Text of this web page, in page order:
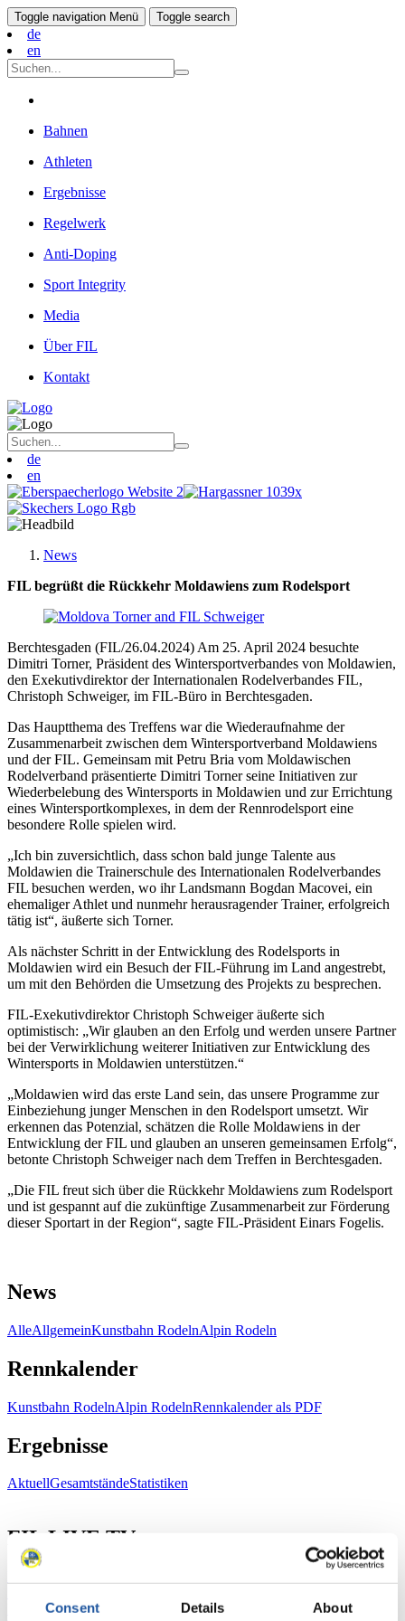
Consent Details About
Toggle navigation Menü Toggle search
de
en
Bahnen
Athleten
Ergebnisse
Regelwerk
Anti-Doping
Sport Integrity
Media
Über FIL
Kontakt
de
en
News
FIL begrüßt die Rückkehr Moldawiens zum Rodelsport
Berchtesgaden (FIL/26.04.2024) Am 25. April 2024 besuchte
Dimitri Torner, Präsident des Wintersportverbandes von Moldawien,
den Exekutivdirektor der Internationalen Rodelverbandes FIL,
Christoph Schweiger, im FIL-Büro in Berchtesgaden.
Das Hauptthema des Treffens war die Wiederaufnahme der
Zusammenarbeit zwischen dem Wintersportverband Moldawiens
und der FIL. Gemeinsam mit Petru Bria vom Moldawischen
Rodelverband präsentierte Dimitri Torner seine Initiativen zur
Wiederbelebung des Wintersports in Moldawien und zur Errichtung
eines Wintersportkomplexes, in dem der Rennrodelsport eine
besondere Rolle spielen wird.
„Ich bin zuversichtlich, dass schon bald junge Talente aus
Moldawien die Trainerschule des Internationalen Rodelverbandes
FIL besuchen werden, wo ihr Landsmann Bogdan Macovei, ein
ehemaliger Athlet und nunmehr herausragender Trainer, erfolgreich
tätig ist“, äußerte sich Torner.
Als nächster Schritt in der Entwicklung des Rodelsports in
Moldawien wird ein Besuch der FIL-Führung im Land angestrebt,
um mit den Behörden die Umsetzung des Projekts zu besprechen.
FIL-Exekutivdirektor Christoph Schweiger äußerte sich
optimistisch: „Wir glauben an den Erfolg und werden unsere Partner
bei der Verwirklichung weiterer Initiativen zur Entwicklung des
Wintersports in Moldawien unterstützen.“
„Moldawien wird das erste Land sein, das unsere Programme zur
Einbeziehung junger Menschen in den Rodelsport umsetzt. Wir
erkennen das Potenzial, schätzen die Rolle Moldawiens in der
Entwicklung der FIL und glauben an unseren gemeinsamen Erfolg“,
betonte Christoph Schweiger nach dem Treffen in Berchtesgaden.
„Die FIL freut sich über die Rückkehr Moldawiens zum Rodelsport
und ist gespannt auf die zukünftige Zusammenarbeit zur Förderung
dieser Sportart in der Region“, sagte FIL-Präsident Einars Fogelis.
News
AlleAllgemeinKunstbahn RodelnAlpin Rodeln
Rennkalender
Kunstbahn RodelnAlpin RodelnRennkalender als PDF
Ergebnisse
AktuellGesamtständeStatistiken
FIL LIVE TV
Ergebnis-Live-Ticker Kunstbahn